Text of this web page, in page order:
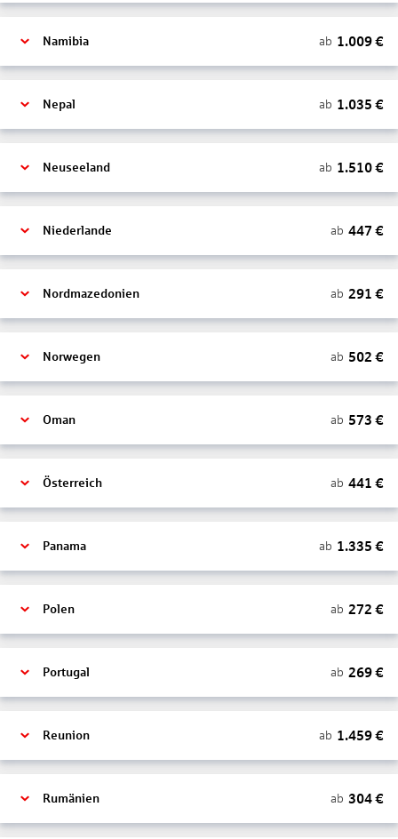
Namibia ab 1.009€
Nepal ab 1.035 €
Neuseeland ab 1.510€
Niederlande ab 447 €
Nordmazedonien ab 291 €
Norwegen ab 502 €
Oman ab 573 €
Österreich ab 441 €
Panama ab 1.335 €
Polen ab 272 €
Portugal ab 269€
Reunion ab 1.459€
Rumänien ab 304€